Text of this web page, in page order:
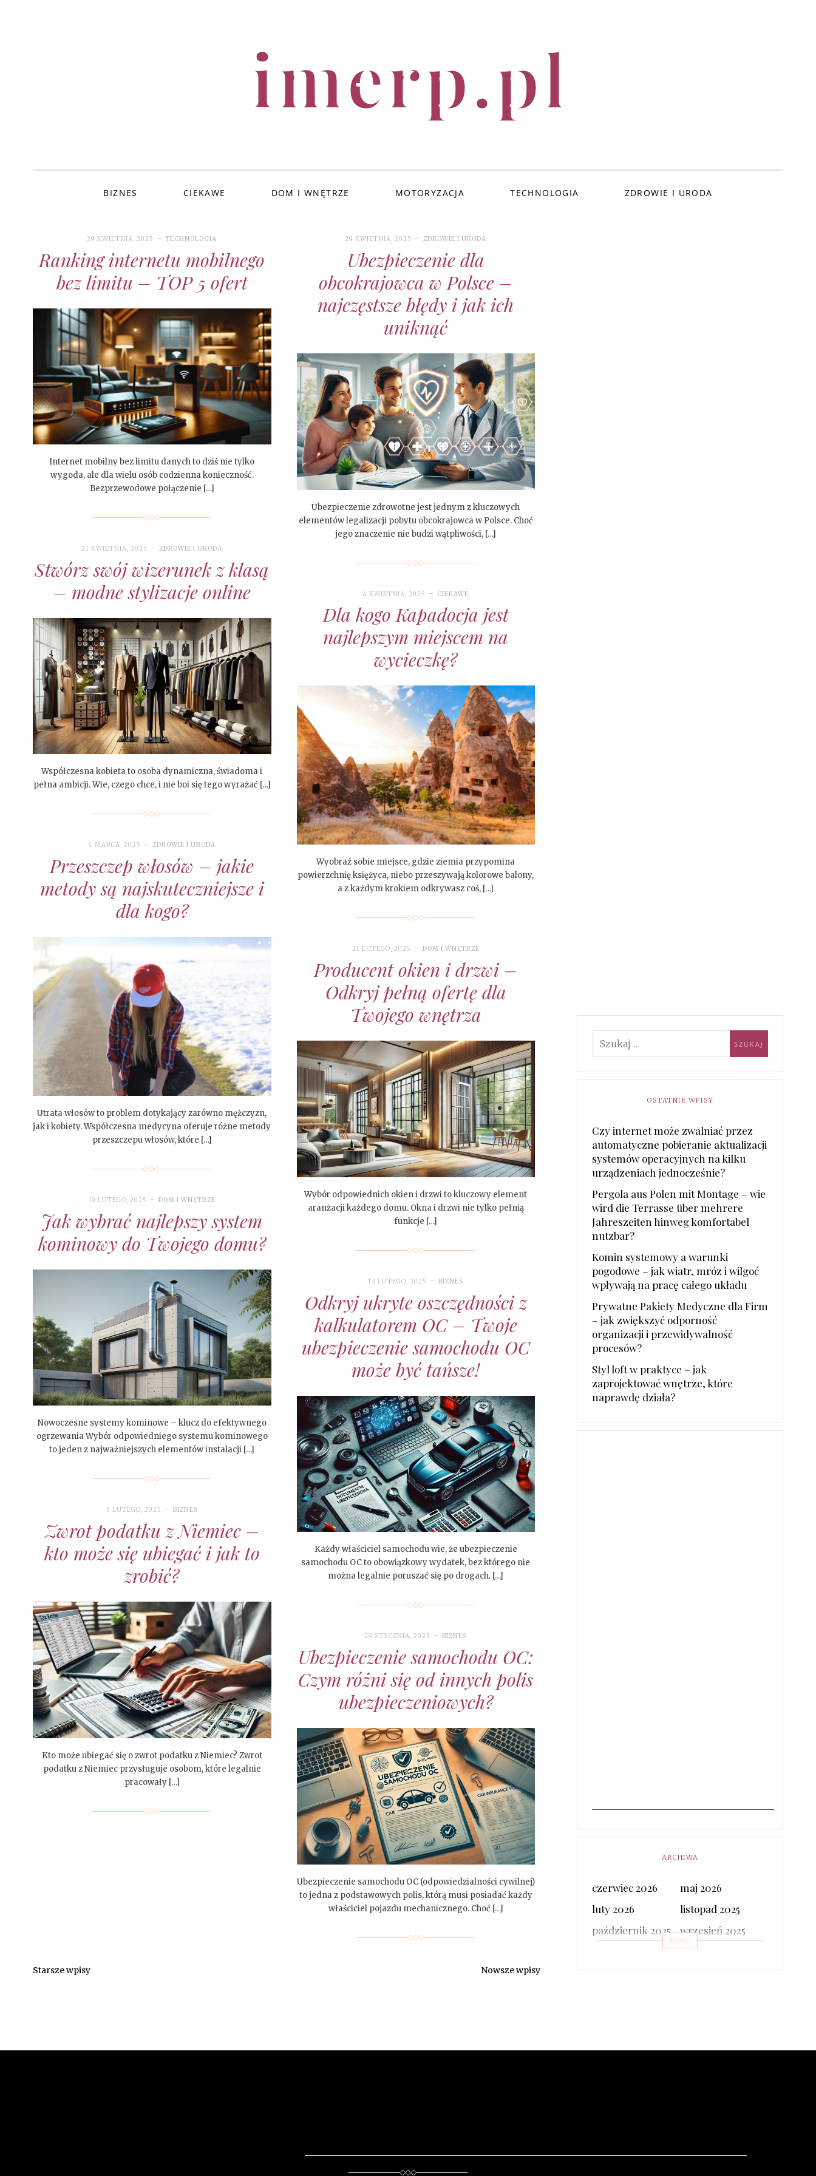
imerp.pl
BIZNES CIEKAWE DOM I WNĘTRZE MOTORYZACJA TECHNOLOGIA ZDROWIE I URODA
29 KWIETNIA, 2025 TECHNOLOGIA
Ranking internetu mobilnego
bez limitu – TOP 5 ofert
Internet mobilny bez limitu danych to dziś nie tylko
wygoda, ale dla wielu osób codzienna konieczność.
Bezprzewodowe połączenie […]
29 KWIETNIA, 2025 ZDROWIE I URODA
Ubezpieczenie dla
obcokrajowca w Polsce –
najczęstsze błędy i jak ich
uniknąć
Ubezpieczenie zdrowotne jest jednym z kluczowych
elementów legalizacji pobytu obcokrajowca w Polsce. Choć
jego znaczenie nie budzi wątpliwości, […]
21 KWIETNIA, 2025 ZDROWIE I URODA
Stwórz swój wizerunek z klasą
– modne stylizacje online
Współczesna kobieta to osoba dynamiczna, świadoma i
pełna ambicji. Wie, czego chce, i nie boi się tego wyrażać […]
4 KWIETNIA, 2025 CIEKAWE
Dla kogo Kapadocja jest
najlepszym miejscem na
wycieczkę?
Wyobraź sobie miejsce, gdzie ziemia przypomina
powierzchnię księżyca, niebo przeszywają kolorowe balony,
a z każdym krokiem odkrywasz coś, […]
4 MARCA, 2025 ZDROWIE I URODA
Przeszczep włosów – jakie
metody są najskuteczniejsze i
dla kogo?
Utrata włosów to problem dotykający zarówno mężczyzn,
jak i kobiety. Współczesna medycyna oferuje różne metody
przeszczepu włosów, które […]
21 LUTEGO, 2025 DOM I WNĘTRZE
Producent okien i drzwi –
Odkryj pełną ofertę dla
Twojego wnętrza
Wybór odpowiednich okien i drzwi to kluczowy element
aranżacji każdego domu. Okna i drzwi nie tylko pełnią
funkcje […]
19 LUTEGO, 2025 DOM I WNĘTRZE
Jak wybrać najlepszy system
kominowy do Twojego domu?
Nowoczesne systemy kominowe – klucz do efektywnego
ogrzewania Wybór odpowiedniego systemu kominowego
to jeden z najważniejszych elementów instalacji […]
13 LUTEGO, 2025 BIZNES
Odkryj ukryte oszczędności z
kalkulatorem OC – Twoje
ubezpieczenie samochodu OC
może być tańsze!
Każdy właściciel samochodu wie, że ubezpieczenie
samochodu OC to obowiązkowy wydatek, bez którego nie
można legalnie poruszać się po drogach. […]
5 LUTEGO, 2025 BIZNES
Zwrot podatku z Niemiec –
kto może się ubiegać i jak to
zrobić?
Kto może ubiegać się o zwrot podatku z Niemiec? Zwrot
podatku z Niemiec przysługuje osobom, które legalnie
pracowały […]
29 STYCZNIA, 2025 BIZNES
Ubezpieczenie samochodu OC:
Czym różni się od innych polis
ubezpieczeniowych?
Ubezpieczenie samochodu OC (odpowiedzialności cywilnej)
to jedna z podstawowych polis, którą musi posiadać każdy
właściciel pojazdu mechanicznego. Choć […]
Starsze wpisy Nowsze wpisy
OSTATNIE WPISY
Czy internet może zwalniać przez
automatyczne pobieranie aktualizacji
systemów operacyjnych na kilku
urządzeniach jednocześnie?
Pergola aus Polen mit Montage – wie
wird die Terrasse über mehrere
Jahreszeiten hinweg komfortabel
nutzbar?
Komin systemowy a warunki
pogodowe – jak wiatr, mróz i wilgoć
wpływają na pracę całego układu
Prywatne Pakiety Medyczne dla Firm
– jak zwiększyć odporność
organizacji i przewidywalność
procesów?
Styl loft w praktyce – jak
zaprojektować wnętrze, które
naprawdę działa?
ARCHIWA
czerwiec 2026
maj 2026
luty 2026
listopad 2025
październik 2025
wrzesień 2025
kwiecień 2025
marzec 2025
luty 2025
MORE